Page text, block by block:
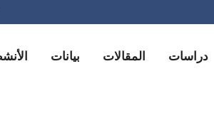
دراسات المقالات بيانات